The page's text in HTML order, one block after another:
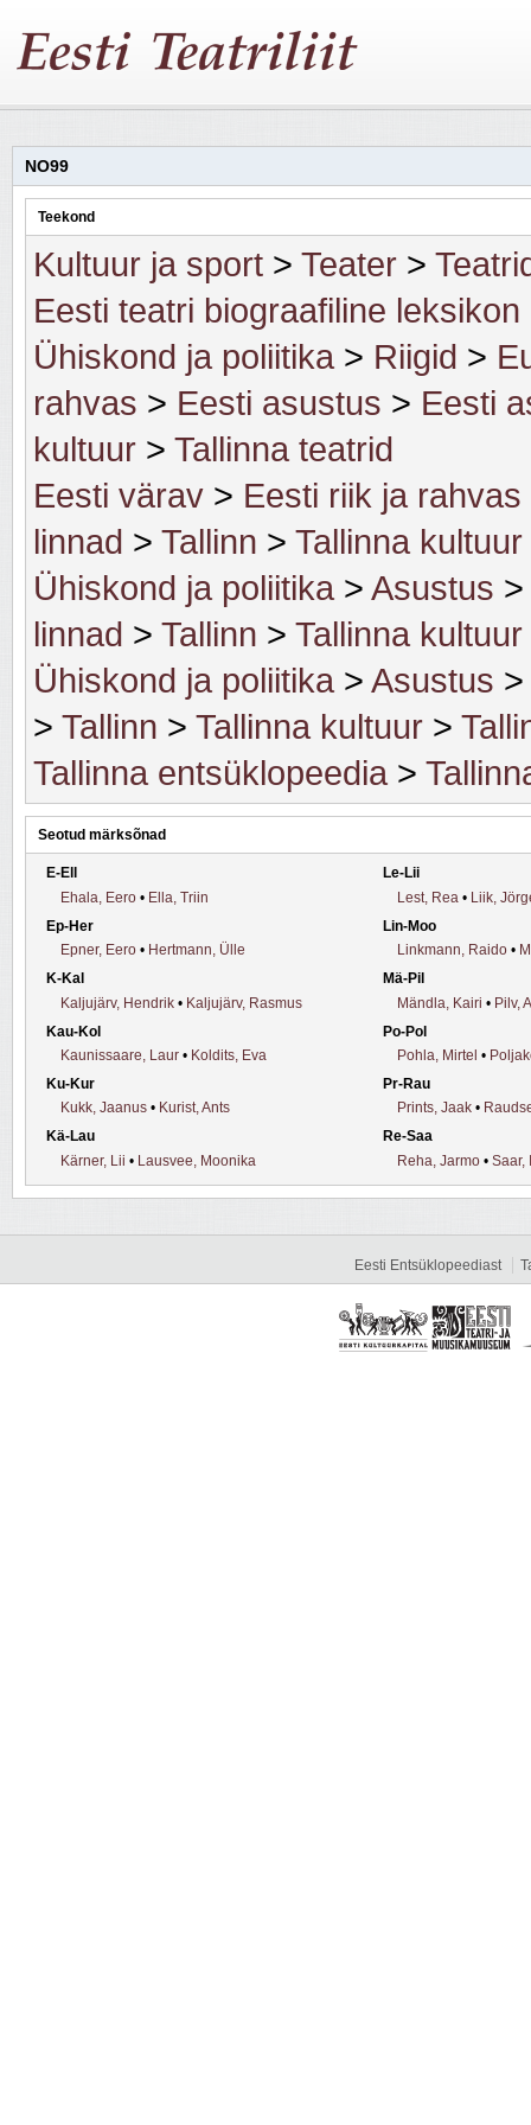
NO99
Teekond
Kultuur ja sport > Teater >
Eesti teatri biograafiline leksikon
Ühiskond ja poliitika > Riigid >
rahvas > Eesti asustus > Eesti
kultuur > Tallinna teatrid
Eesti värav > Eesti riik ja rahvas
linnad > Tallinn > Tallinna kultuur
Ühiskond ja poliitika > Asustus >
linnad > Tallinn > Tallinna kultuur
Ühiskond ja poliitika > Asustus
> Tallinn > Tallinna kultuur >
Tallinna entsüklopeedia >
Seotud märksõnad
E-Ell
Ehala, Eero • Ella, Triin
Ep-Her
Epner, Eero • Hertmann, Ülle
K-Kal
Kaljujärv, Hendrik • Kaljujärv, Rasmus
Kau-Kol
Kaunissaare, Laur • Koldits, Eva
Ku-Kur
Kukk, Jaanus • Kurist, Ants
Kä-Lau
Kärner, Lii • Lausvee, Moonika
Le-Lii
Lest, Rea • Liik,
Lin-Moo
Linkmann, Raido •
Mä-Pil
Mändla, Kairi • Pilv,
Po-Pol
Pohla, Mirtel •
Pr-Rau
Prints, Jaak •
Re-Saa
Reha, Jarmo • Saar,
Eesti Entsüklopeediast